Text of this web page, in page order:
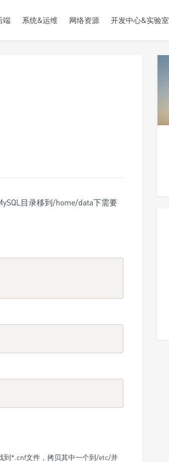
端 系统&运维 网络资源 开发中心&实验室
目录移到/home/data下需要
到*.cnf文件，拷贝其中一个到/etc/并